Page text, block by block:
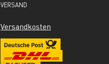
VERSAND
Versandkosten